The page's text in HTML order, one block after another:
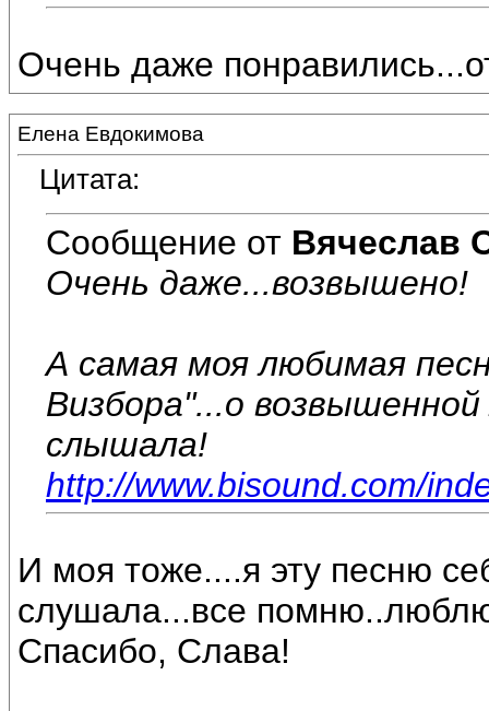
Очень даже
Елена Евдокимова
Цитата:
Сообщение от Вячеслав
Очень даже...возвышено!
А самая моя любимая
Визбора"...о
слышала!
http://www.bisound.com/
И моя тоже....я эту песню
слушала...все
Спасибо, Слава!